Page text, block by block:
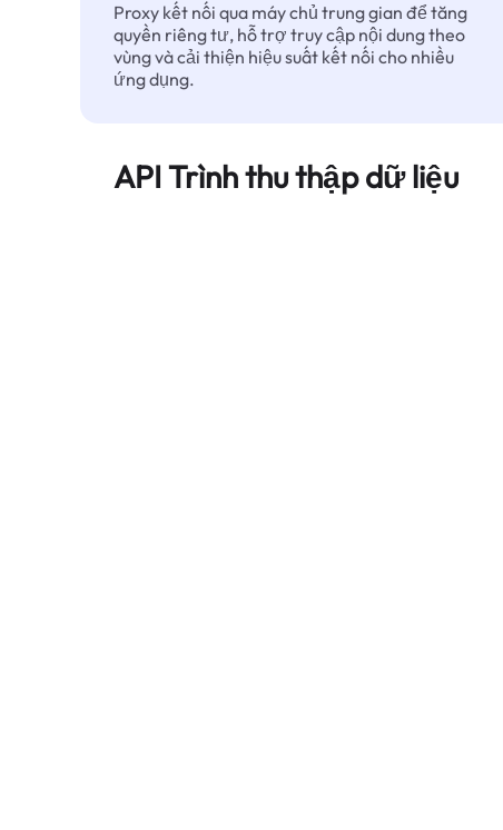
Proxy kết nối qua máy chủ trung gian để tăng
quyền riêng tư, hỗ trợ truy cập nội dung theo
vùng và cải thiện hiệu suất kết nối cho nhiều
ứng dụng.
API Trình thu thập dữ liệu